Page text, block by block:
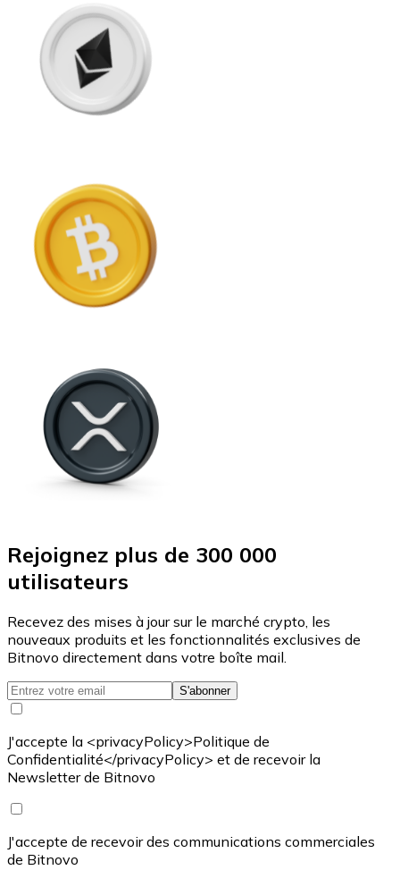
Rejoignez plus de 300 000
utilisateurs
Recevez des mises à jour sur le marché crypto, les
nouveaux produits et les fonctionnalités exclusives de
Bitnovo directement dans votre boîte mail.
S'abonner
J'accepte la <privacyPolicy>Politique de
Confidentialité</privacyPolicy> et de recevoir la
Newsletter de Bitnovo
J'accepte de recevoir des communications commerciales
de Bitnovo